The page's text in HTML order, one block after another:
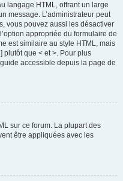
langage HTML, offrant un large
message. L’administrateur peut
vous pouvez aussi les désactiver
appropriée du formulaire de
est similaire au style HTML, mais
plutôt que < et >. Pour plus
accessible depuis la page de
sur ce forum. La plupart des
être appliquées avec les